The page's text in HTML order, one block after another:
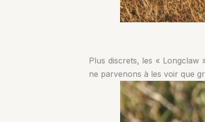
Plus discrets, les « Longclaw
ne parvenons à les voir que